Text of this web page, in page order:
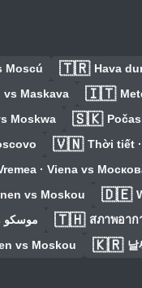
Moscú 🇹🇷 Hava
vs Maskava 🇮🇹
Moskwa 🇸🇰
🇻🇳 Thời tiết
· Viena vs
vs Moskou 🇩🇪
الطقس · فيينا vs موسكو 🇹🇭 สภาพอาก
vs Moskou 🇰🇷 날